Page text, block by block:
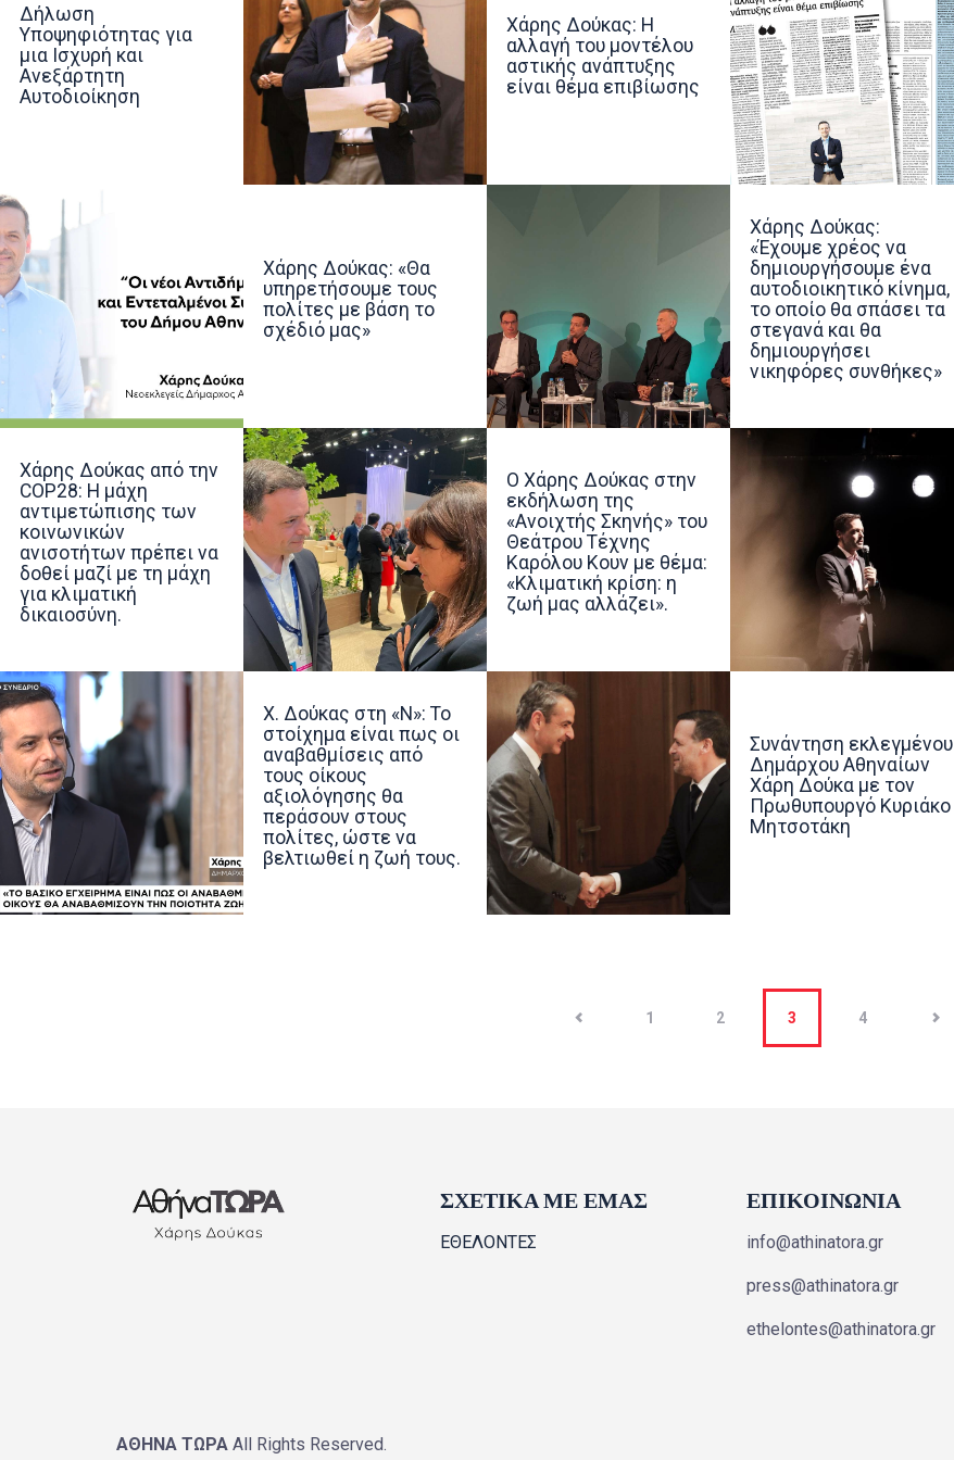
Δήλωση
Υποψηφιότητας για
μια Ισχυρή και
Ανεξάρτητη
Αυτοδιοίκηση
Χάρης Δούκας: Η
αλλαγή του μοντέλου
αστικής ανάπτυξης
είναι θέμα επιβίωσης
Χάρης Δούκας: «Θα
υπηρετήσουμε τους
πολίτες με βάση το
σχέδιό μας»
Χάρης Δούκας:
«Έχουμε χρέος να
δημιουργήσουμε ένα
αυτοδιοικητικό κίνημα,
το οποίο θα σπάσει τα
στεγανά και θα
δημιουργήσει
νικηφόρες συνθήκες»
Χάρης Δούκας από την
COP28: Η μάχη
αντιμετώπισης των
κοινωνικών
ανισοτήτων πρέπει να
δοθεί μαζί με τη μάχη
για κλιματική
δικαιοσύνη.
Ο Χάρης Δούκας στην
εκδήλωση της
«Ανοιχτής Σκηνής» του
Θεάτρου Τέχνης
Καρόλου Κουν με θέμα:
«Κλιματική κρίση: η
ζωή μας αλλάζει».
Χ. Δούκας στη «Ν»: Το
στοίχημα είναι πως οι
αναβαθμίσεις από
τους οίκους
αξιολόγησης θα
περάσουν στους
πολίτες, ώστε να
βελτιωθεί η ζωή τους.
Συνάντηση εκλεγμένου
Δημάρχου Αθηναίων
Χάρη Δούκα με τον
Πρωθυπουργό Κυριάκο
Μητσοτάκη
1 2 3 4
ΣΧΕΤΙΚΑ ΜΕ ΕΜΑΣ
ΕΘΕΛΟΝΤΕΣ
ΕΠΙΚΟΙΝΩΝΙΑ
info@athinatora.gr
press@athinatora.gr
ethelontes@athinatora.gr
ΑΘΗΝΑ ΤΩΡΑ All Rights Reserved.